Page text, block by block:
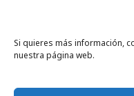
Si quieres más información,
nuestra página web.